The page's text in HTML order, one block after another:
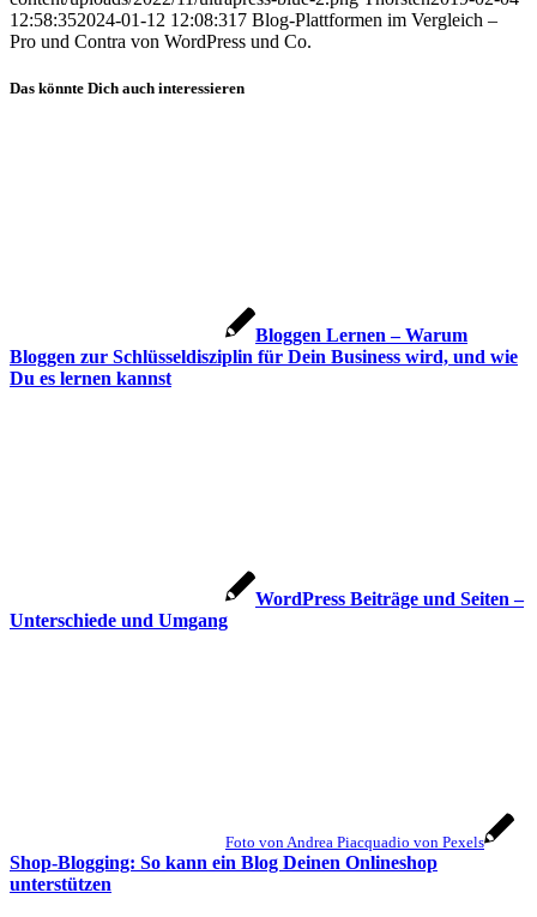
12:58:352024-01-12 12:08:31 7 Blog-Plattformen im Vergleich –
Pro und Contra von WordPress und Co.
Das könnte Dich auch interessieren
Bloggen Lernen – Warum
Bloggen zur Schlüsseldisziplin für Dein Business wird, und wie
Du es lernen kannst
WordPress Beiträge und Seiten –
Unterschiede und Umgang
Foto von Andrea Piacquadio von Pexels
Shop-Blogging: So kann ein Blog Deinen Onlineshop
unterstützen